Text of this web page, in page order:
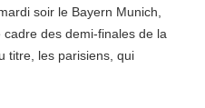
soir le Bayern Munich,
des demi-finales de la
titre, les parisiens, qui